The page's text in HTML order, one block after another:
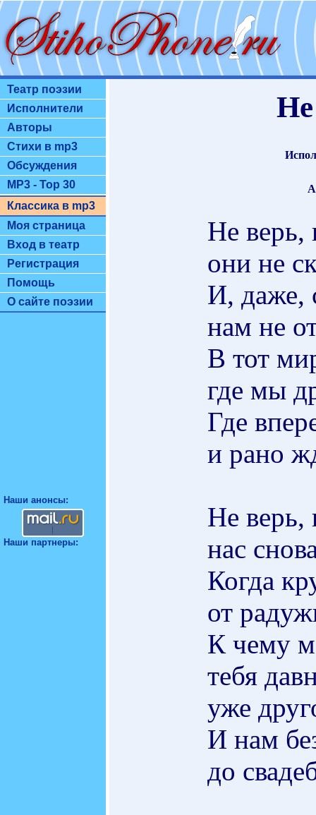
Театр поэзии
Исполнители
Авторы
Стихи в mp3
Обсуждения
MP3 - Top 30
Классика в mp3
Моя страница
Вход в театр
Регистрация
Помощь
О сайте поэзии
Наши анонсы:
Наши партнеры:
Не
Не верь,
они не
И, даже,
нам не
В тот
где мы
Где
и рано
Не верь,
нас
Когда
от
К чему
тебя
уже
И нам
до